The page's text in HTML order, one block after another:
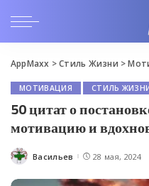
AppMaxx >Стиль Жизни >
МОТИВАЦИЯ СТИЛЬ
50 цитат о
мотивацию и
Posted
Васильев 28 мая, 2024